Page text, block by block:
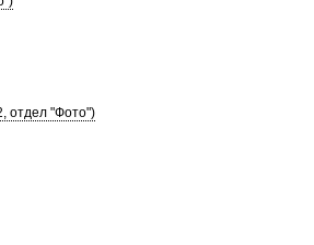
отдел "Фото")